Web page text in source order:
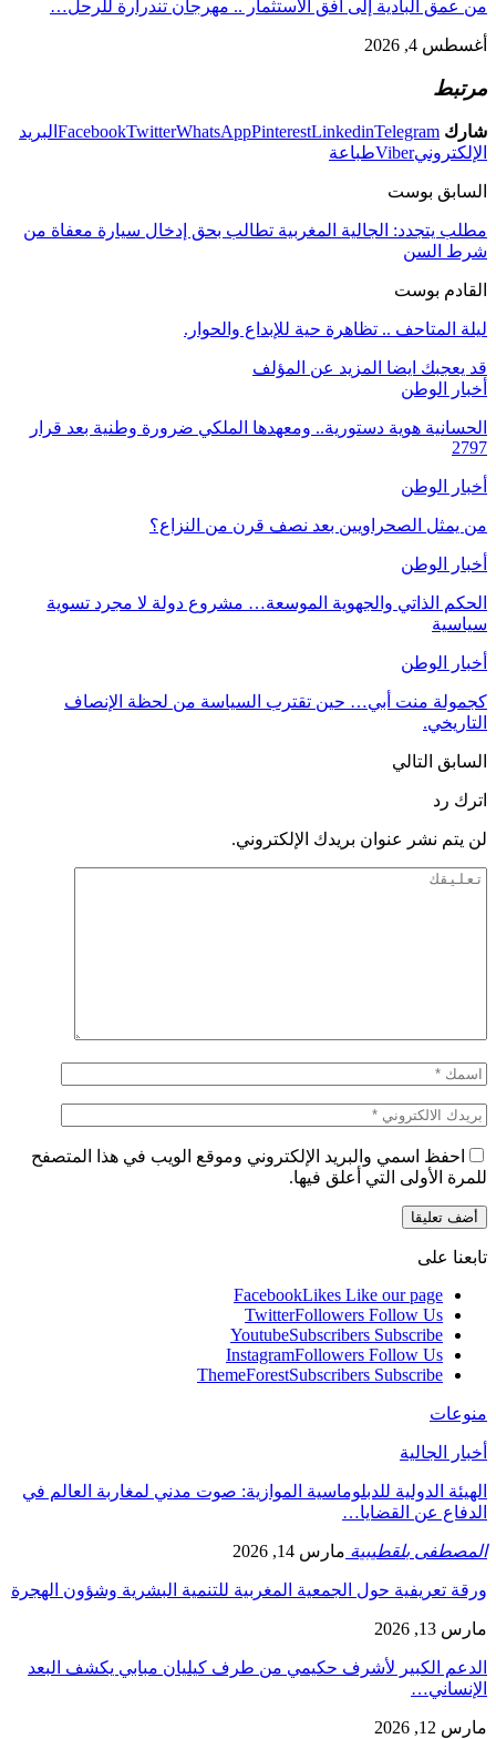
من عمق البادية إلى أفق الاستثمار .. مهرجان تندرارة للرحل…
أغسطس 4, 2026
مرتبط
شارك FacebookTwitterWhatsAppPinterestLinkedinTelegram
البريد
الإلكترونيViberطباعة
السابق بوست
مطلب يتجدد: الجالية المغربية تطالب بحق إدخال سيارة معفاة من
شرط السن
القادم بوست
ليلة المتاحف .. تظاهرة حية للإبداع والحوار.
قد يعجبك ايضا المزيد عن المؤلف
أخبار الوطن
الحسانية هوية دستورية.. ومعهدها الملكي ضرورة وطنية بعد قرار
2797
أخبار الوطن
من يمثل الصحراويين بعد نصف قرن من النزاع؟
أخبار الوطن
الحكم الذاتي والجهوية الموسعة… مشروع دولة لا مجرد تسوية
سياسية
أخبار الوطن
كجمولة منت أبي… حين تقترب السياسة من لحظة الإنصاف
التاريخي.
السابق التالي
اترك رد
لن يتم نشر عنوان بريدك الإلكتروني.
احفظ اسمي والبريد الإلكتروني وموقع الويب في هذا المتصفح
للمرة الأولى التي أعلق فيها.
تابعنا على
FacebookLikes Like our page
TwitterFollowers Follow Us
YoutubeSubscribers Subscribe
InstagramFollowers Follow Us
ThemeForestSubscribers Subscribe
منوعات
أخبار الجالية
الهيئة الدولية للدبلوماسية الموازية: صوت مدني لمغاربة العالم في
الدفاع عن القضايا…
المصطفى بلقطيبية مارس 14, 2026
ورقة تعريفية حول الجمعية المغربية للتنمية البشرية وشؤون الهجرة
مارس 13, 2026
الدعم الكبير لأشرف حكيمي من طرف كيليان مبابي يكشف البعد
الإنساني…
مارس 12, 2026